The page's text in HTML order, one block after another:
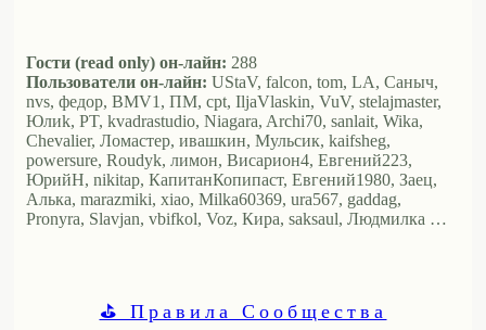
Гости (read only) он-лайн: 288
Пользователи он-лайн: UStaV, falcon, tom, LA, Саныч,
nvs, федор, BMV1, ПМ, cpt, IljaVlaskin, VuV, stelajmaster,
Юлиk, PT, kvadrastudio, Niagara, Archi70, sanlait, Wika,
Chevalier, Ломастер, ивашкин, Мульсик, kaifsheg,
powersure, Roudyk, лимон, Висариoн4, Евгений223,
ЮрийН, nikitap, КапитанКопипаст, Евгений1980, Заец,
Алька, marazmiki, xiao, Milka60369, ura567, gaddag,
Pronyra, Slavjan, vbifkol, Voz, Кира, saksaul, Людмилка …
⛳ Правила Сообщества